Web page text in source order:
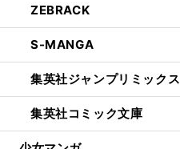
ZEBRACK
S-MANGA
集英社ジャンプリミックス
集英社コミック文庫